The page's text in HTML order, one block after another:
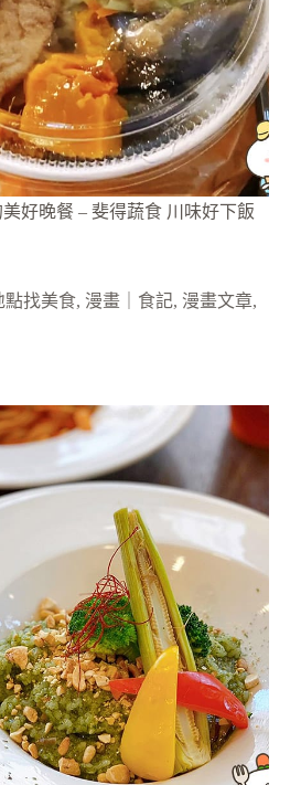
好晚餐 – 斐得蔬食 川味好下飯
點找美食, 漫畫｜食記, 漫畫文章,